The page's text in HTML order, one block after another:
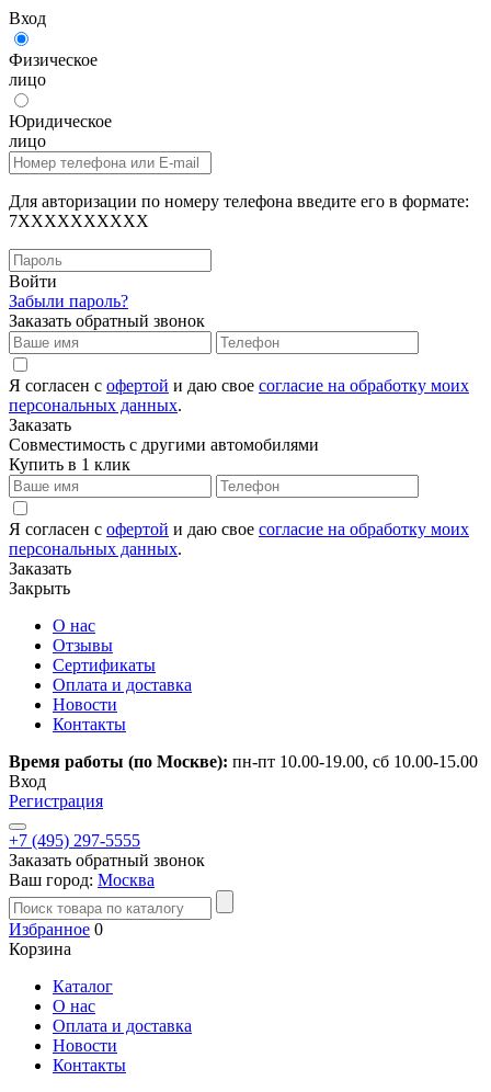
Вход
Физическое
лицо
Юридическое
лицо
Для авторизации по номеру телефона введите его в формате:
7XXXXXXXXXX
Войти
Забыли пароль?
Заказать обратный звонок
Я согласен с офертой и даю свое согласие на обработку моих
персональных данных.
Заказать
Совместимость с другими автомобилями
Купить в 1 клик
Я согласен с офертой и даю свое согласие на обработку моих
персональных данных.
Заказать
Закрыть
О нас
Отзывы
Сертификаты
Оплата и доставка
Новости
Контакты
Время работы (по Москве): пн-пт 10.00-19.00, сб 10.00-15.00
Вход
Регистрация
+7 (495) 297-5555
Заказать обратный звонок
Ваш город: Москва
Избранное 0
Корзина
Каталог
О нас
Оплата и доставка
Новости
Контакты